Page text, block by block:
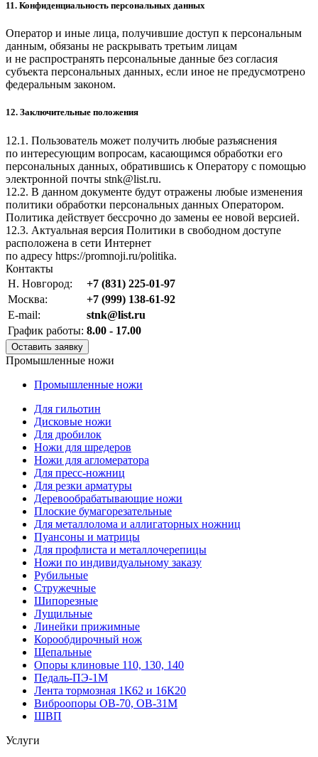
11. Конфиденциальность персональных данных
Оператор и иные лица, получившие доступ к персональным
данным, обязаны не раскрывать третьим лицам
и не распространять персональные данные без согласия
субъекта персональных данных, если иное не предусмотрено
федеральным законом.
12. Заключительные положения
12.1. Пользователь может получить любые разъяснения
по интересующим вопросам, касающимся обработки его
персональных данных, обратившись к Оператору с помощью
электронной почты stnk@list.ru.
12.2. В данном документе будут отражены любые изменения
политики обработки персональных данных Оператором.
Политика действует бессрочно до замены ее новой версией.
12.3. Актуальная версия Политики в свободном доступе
расположена в сети Интернет
по адресу https://promnoji.ru/politika.
Контакты
Н. Новгород:
+7 (831) 225-01-97
Москва:
+7 (999) 138-61-92
E-mail:
stnk@list.ru
График работы: 8.00 - 17.00
Оставить заявку
Промышленные ножи
Промышленные ножи
Для гильотин
Дисковые ножи
Для дробилок
Ножи для шредеров
Ножи для агломератора
Для пресс-ножниц
Для резки арматуры
Деревообрабатывающие ножи
Плоские бумагорезательные
Для металлолома и аллигаторных ножниц
Пуансоны и матрицы
Для профлиста и металлочерепицы
Ножи по индивидуальному заказу
Рубильные
Стружечные
Шипорезные
Лущильные
Линейки прижимные
Корообдирочный нож
Щепальные
Опоры клиновые 110, 130, 140
Педаль-ПЭ-1М
Лента тормозная 1К62 и 16К20
Виброопоры OB-70, OB-31M
ШВП
Услуги